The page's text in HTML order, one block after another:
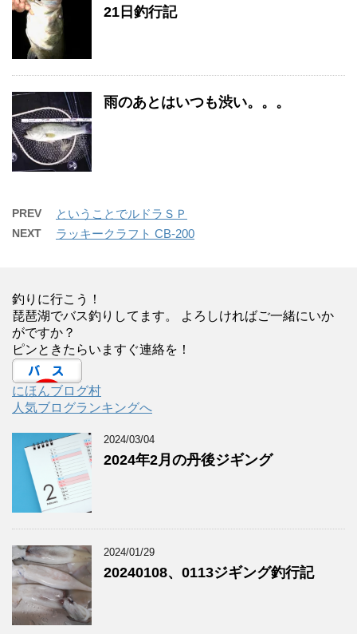
21日釣行記
雨のあとはいつも渋い。。。
PREV ということでルドラＳＰ
NEXT ラッキークラフト CB-200
釣りに行こう！
琵琶湖でバス釣りしてます。 よろしければご一緒にいか
がですか？
ピンときたらいますぐ連絡を！
にほんブログ村
人気ブログランキングへ
2024/03/04
2024年2月の丹後ジギング
2024/01/29
20240108、0113ジギング釣行記